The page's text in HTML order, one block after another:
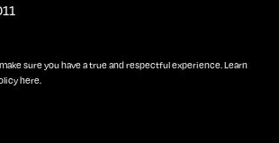
sure you have a true and respectful experience. Learn
here.